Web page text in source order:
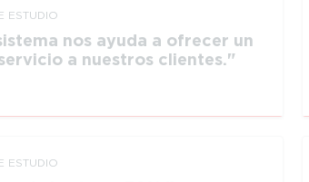
ESTUDIO
nos ayuda a ofrecer un
a nuestros clientes.
ESTUDIO